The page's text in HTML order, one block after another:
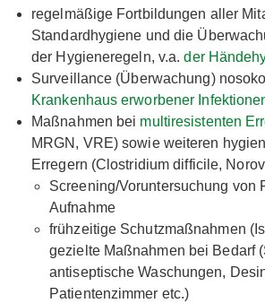
regelmäßige Fortbildungen aller
Standardhygiene und die
der Hygieneregeln, v.a.der
Surveillance (Überwachung)
Krankenhaus erworbener
Maßnahmen bei multiresistenten
MRGN, VRE) sowie weiteren
Erregern (Clostridium difficile,
Screening/Voruntersuchung von
Aufnahme
frühzeitige Schutzmaßnahmen
gezielte Maßnahmen bei Bedarf
antiseptische Waschungen,
Patientenzimmer etc.)